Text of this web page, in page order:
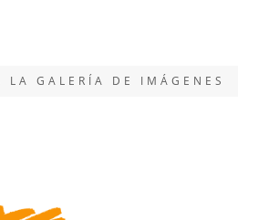
LA GALERÍA DE IMÁGENES